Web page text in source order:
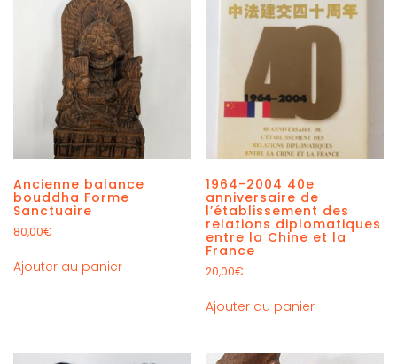
Ancienne balance
bouddha Forme
Sanctuaire
80,00€
Ajouter au panier
1964-2004 40e
anniversaire de
l’établissement des
relations diplomatiques
entre la Chine et la
France
20,00€
Ajouter au panier